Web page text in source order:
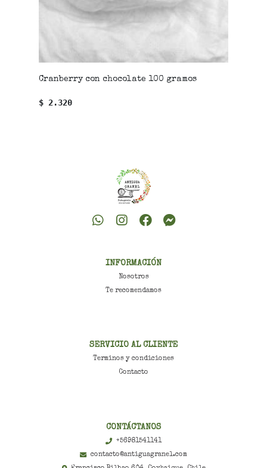
Cranberry con chocolate 100 gramos
$ 2.320
INFORMACIÓN
Nosotros
Te recomendamos
SERVICIO AL CLIENTE
Terminos y condiciones
Contacto
CONTÁCTANOS
+56981541141
contacto@antiguagranel.com